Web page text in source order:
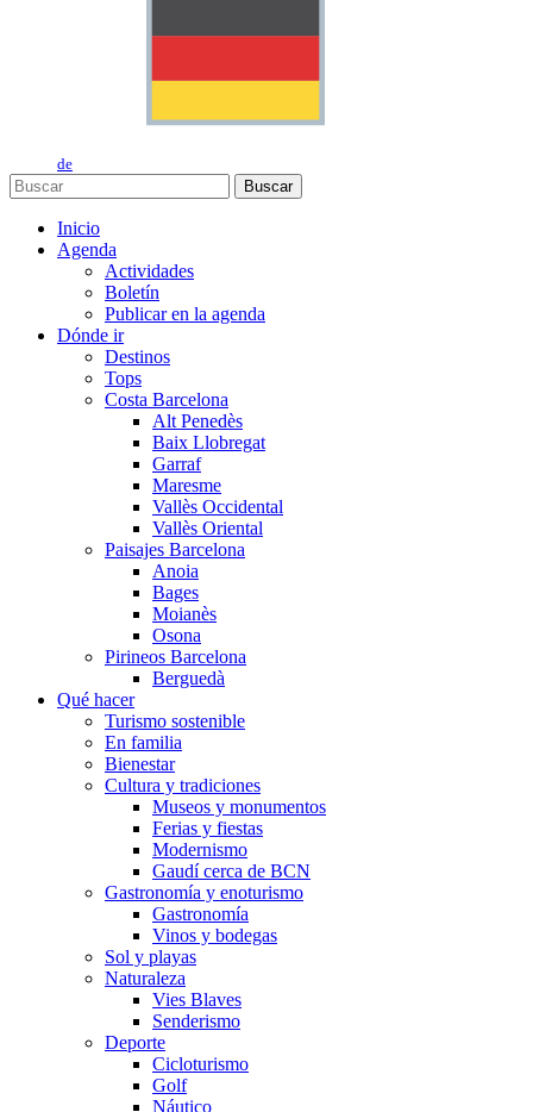
de
Buscar
Inicio
Agenda
Actividades
Boletín
Publicar en la agenda
Dónde ir
Destinos
Tops
Costa Barcelona
Alt Penedès
Baix Llobregat
Garraf
Maresme
Vallès Occidental
Vallès Oriental
Paisajes Barcelona
Anoia
Bages
Moianès
Osona
Pirineos Barcelona
Berguedà
Qué hacer
Turismo sostenible
En familia
Bienestar
Cultura y tradiciones
Museos y monumentos
Ferias y fiestas
Modernismo
Gaudí cerca de BCN
Gastronomía y enoturismo
Gastronomía
Vinos y bodegas
Sol y playas
Naturaleza
Vies Blaves
Senderismo
Deporte
Cicloturismo
Golf
Náutico